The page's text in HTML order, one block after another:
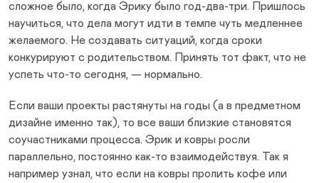
сложное было, когда Эрику было год-два-три. Пришлось
научиться, что дела могут идти в темпе чуть медленнее
желаемого. Не создавать ситуаций, когда сроки
конкурируют с родительством. Принять тот факт, что не
успеть что-то сегодня, — нормально.
Если ваши проекты растянуты на годы (а в предметном
дизайне именно так), то все ваши близкие становятся
соучастниками процесса. Эрик и ковры росли
параллельно, постоянно как-то взаимодействуя. Так я
например узнал, что если на ковры пролить кофе или